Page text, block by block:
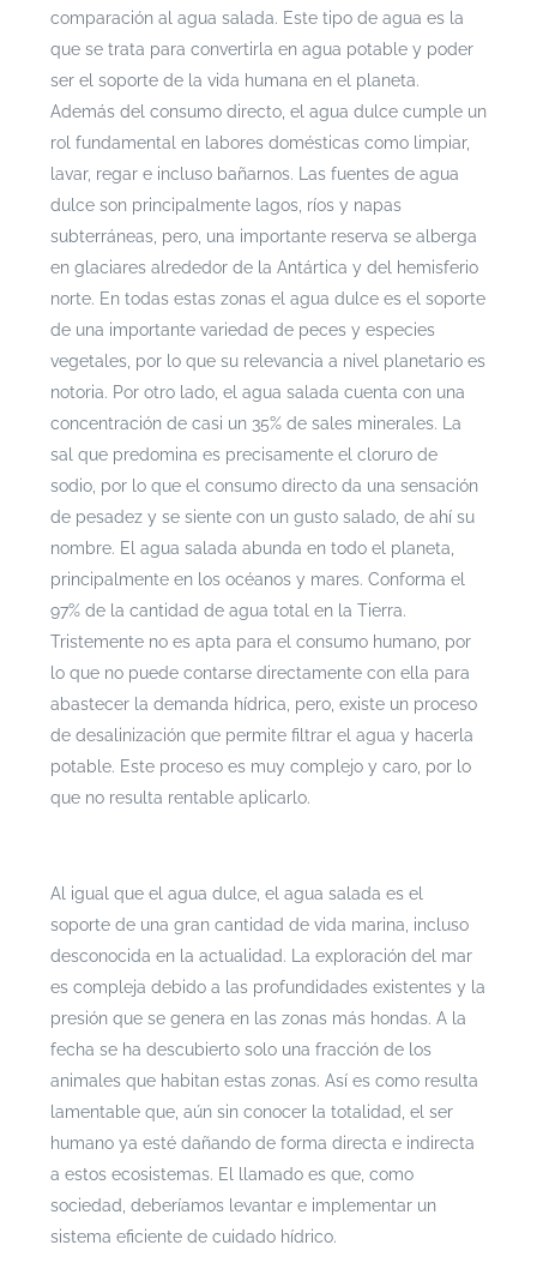
comparación al agua salada. Este tipo de agua es la
que se trata para convertirla en agua potable y poder
ser el soporte de la vida humana en el planeta.
Además del consumo directo, el agua dulce cumple un
rol fundamental en labores domésticas como limpiar,
lavar, regar e incluso bañarnos. Las fuentes de agua
dulce son principalmente lagos, ríos y napas
subterráneas, pero, una importante reserva se alberga
en glaciares alrededor de la Antártica y del hemisferio
norte. En todas estas zonas el agua dulce es el soporte
de una importante variedad de peces y especies
vegetales, por lo que su relevancia a nivel planetario es
notoria. Por otro lado, el agua salada cuenta con una
concentración de casi un 35% de sales minerales. La
sal que predomina es precisamente el cloruro de
sodio, por lo que el consumo directo da una sensación
de pesadez y se siente con un gusto salado, de ahí su
nombre. El agua salada abunda en todo el planeta,
principalmente en los océanos y mares. Conforma el
97% de la cantidad de agua total en la Tierra.
Tristemente no es apta para el consumo humano, por
lo que no puede contarse directamente con ella para
abastecer la demanda hídrica, pero, existe un proceso
de desalinización que permite filtrar el agua y hacerla
potable. Este proceso es muy complejo y caro, por lo
que no resulta rentable aplicarlo.
Al igual que el agua dulce, el agua salada es el
soporte de una gran cantidad de vida marina, incluso
desconocida en la actualidad. La exploración del mar
es compleja debido a las profundidades existentes y la
presión que se genera en las zonas más hondas. A la
fecha se ha descubierto solo una fracción de los
animales que habitan estas zonas. Así es como resulta
lamentable que, aún sin conocer la totalidad, el ser
humano ya esté dañando de forma directa e indirecta
a estos ecosistemas. El llamado es que, como
sociedad, deberíamos levantar e implementar un
sistema eficiente de cuidado hídrico.